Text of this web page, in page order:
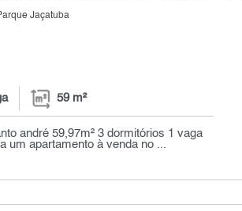
Jaçatuba
59 m²
andré 59,97m² 3 dormitórios 1 vaga
um apartamento à venda no ...